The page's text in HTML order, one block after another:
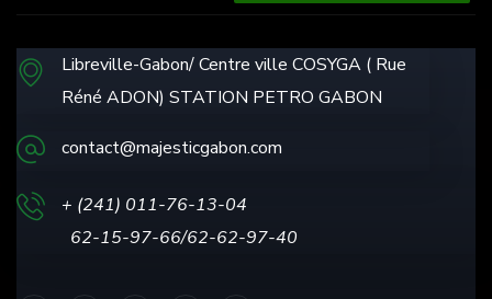
Libreville-Gabon/ Centre ville COSYGA ( Rue
Réné ADON) STATION PETRO GABON
contact@majesticgabon.com
+ (241) 011-76-13-04
62-15-97-66/62-62-97-40